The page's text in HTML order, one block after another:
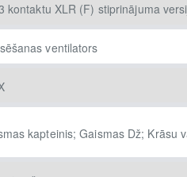
kontaktu XLR (F) stiprinājuma
ventilators
kapteinis; Gaismas Dž; Krāsu